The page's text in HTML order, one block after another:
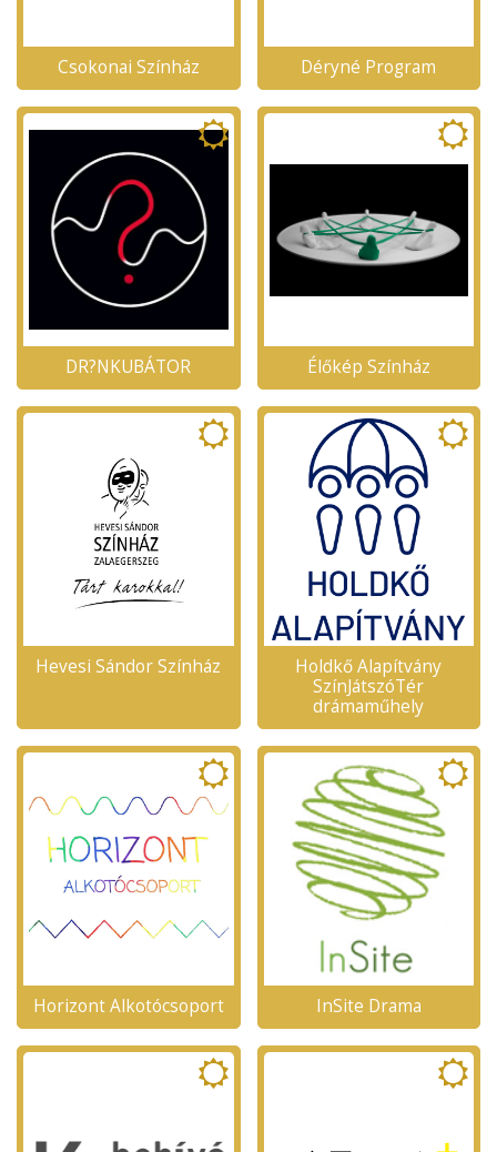
Csokonai Színház Déryné Program
DR?NKUBÁTOR Élőkép Színház
Hevesi Sándor Színház
Holdkő Alapítvány
SzínJátszóTér
drámaműhely
Horizont Alkotócsoport InSite Drama